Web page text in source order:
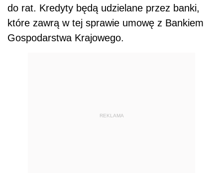
do rat. Kredyty będą udzielane przez banki,
które zawrą w tej sprawie umowę z Bankiem
Gospodarstwa Krajowego.
REKLAMA